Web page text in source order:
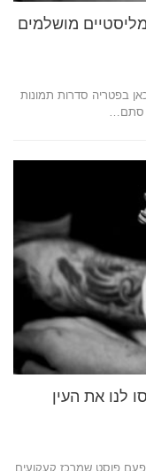
מושלמים
בפטריה סדרות תמונות
סתם…
לנו את העין
פוסט שמרכז קעקועים